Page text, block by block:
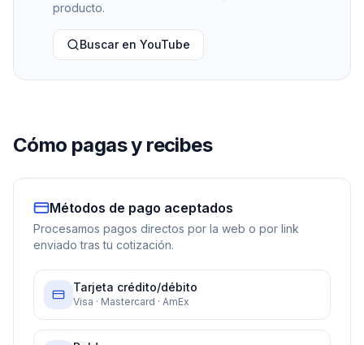
producto.
Buscar en YouTube
Cómo pagas y recibes
Métodos de pago aceptados
Procesamos pagos directos por la web o por link
enviado tras tu cotización.
Tarjeta crédito/débito
Visa · Mastercard · AmEx